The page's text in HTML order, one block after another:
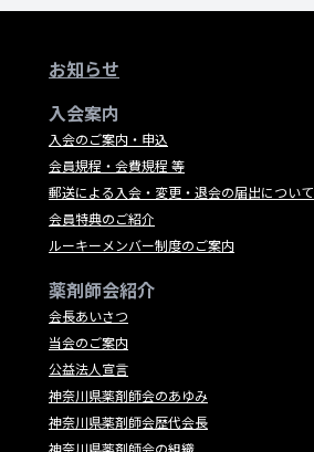
お知らせ
入会案内
入会のご案内・申込
会員規程・会費規程 等
郵送による入会・変更・退会の届出について
会員特典のご紹介
ルーキーメンバー制度のご案内
薬剤師会紹介
会長あいさつ
当会のご案内
公益法人宣言
神奈川県薬剤師会のあゆみ
神奈川県薬剤師会歴代会長
神奈川県薬剤師会の組織